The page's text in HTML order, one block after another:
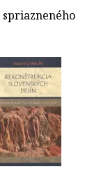
spriazneného